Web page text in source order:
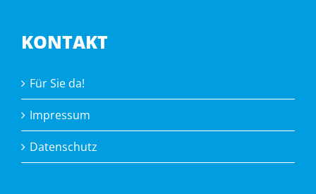
KONTAKT
Für Sie da!
Impressum
Datenschutz